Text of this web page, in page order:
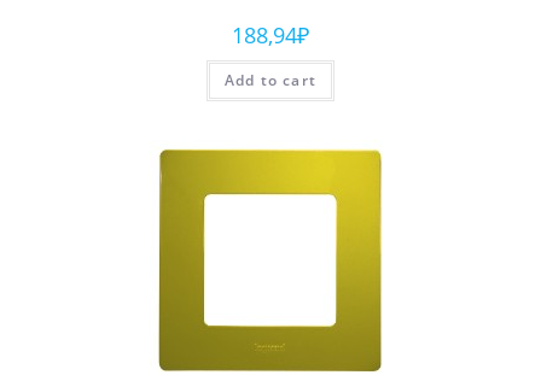
188,94₽
Add to cart